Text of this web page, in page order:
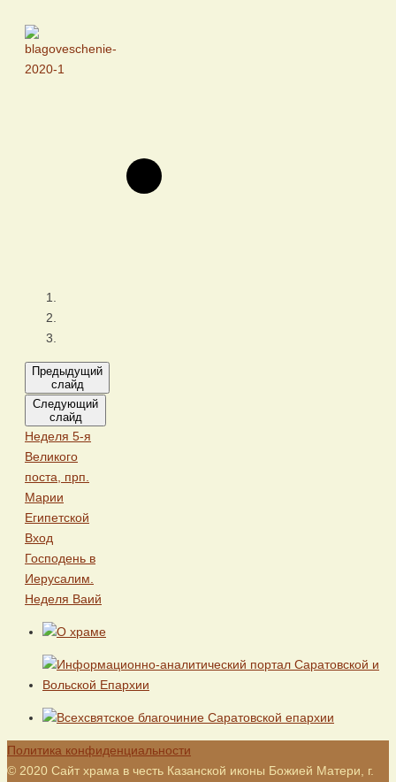
Предыдущий
слайд
Следующий
слайд
Неделя 5-я
Великого
поста, прп.
Марии
Египетской
Вход
Господень в
Иерусалим.
Неделя Ваий
Политика конфиденциальности
© 2020 Сайт храма в честь Казанской иконы Божией Матери, г.